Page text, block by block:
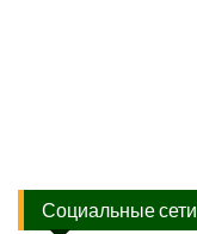
Социальные сети